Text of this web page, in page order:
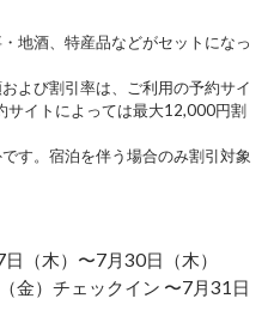
地酒、特産品などがセットになっ
よび割引率は、ご利用の予約サイ
サイトによっては最大12,000円割
す。宿泊を伴う場合のみ割引対象
（木）〜7月30日（木）
金）チェックイン 〜7月31日